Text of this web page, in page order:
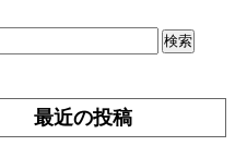
最近の投稿